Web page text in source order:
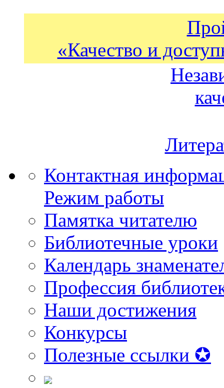
«Качество и
Контактная
Режим работы
Памятка читателю
Библиотечные уроки
Календарь
Профессия
Наши достижения
Конкурсы
Полезные ссылки ✪